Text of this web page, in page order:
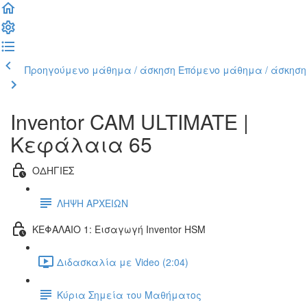
Προηγούμενο μάθημα / άσκηση Επόμενο μάθημα / άσκηση
Inventor CAM ULTIMATE |
Κεφάλαια 65
ΟΔΗΓΙΕΣ
ΛΗΨΗ ΑΡΧΕΙΩΝ
ΚΕΦΑΛΑΙΟ 1: Εισαγωγή Inventor HSM
Διδασκαλία με Video (2:04)
Κύρια Σημεία του Μαθήματος